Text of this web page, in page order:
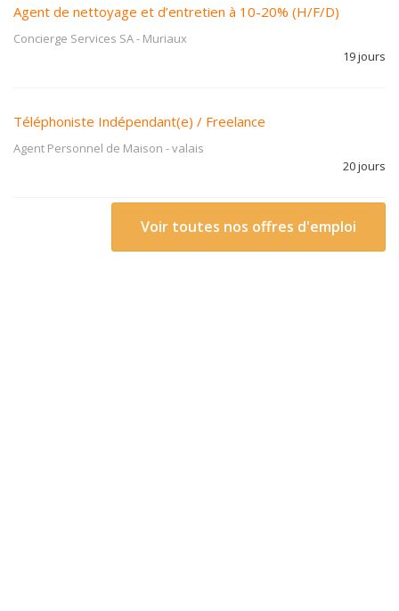
Agent de nettoyage et d’entretien à 10-20% (H/F/D)
Concierge Services SA- Muriaux
19 jours
Téléphoniste Indépendant(e) / Freelance
Agent Personnel de Maison -valais
20 jours
Voir toutes nos offres d'emploi